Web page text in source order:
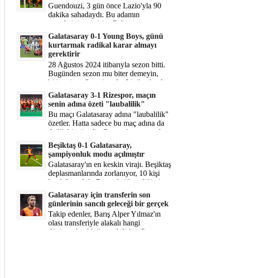
Guendouzi, 3 gün önce Lazio'yla 90
dakika sahadaydı. Bu adamın
transferini yetiştirip, Galatasaray
karşısında 11 oynamasını sağlıyorsun....
Galatasaray 0-1 Young Boys, günü
kurtarmak radikal karar almayı
gerektirir
28 Ağustos 2024 itibarıyla sezon bitti.
Bugünden sezon mu biter demeyin,
bitiyor işte. Şampiyonlar Ligi'ne katılım
hakkı senin misyonun ...
Galatasaray 3-1 Rizespor, maçın
senin adına özeti "laubalilik"
Bu maçı Galatasaray adına "laubalilik"
özetler. Hatta sadece bu maç adına da
değil, bir süredir. Geçen 4 maçta sadece
1 gol yedin ...
Beşiktaş 0-1 Galatasaray,
şampiyonluk modu açılmıştır
Galatasaray'ın en keskin virajı. Beşiktaş
deplasmanlarında zorlanıyor, 10 kişi
bırakılıyorduk. Bu artık öğrendiğimiz
bir gerçek. Sane...
Galatasaray için transferin son
günlerinin sancılı geleceği bir gerçek
Takip edenler, Barış Alper Yılmaz'ın
olası transferiyle alakalı hangi
düşüncede olduğumu bilirler. O